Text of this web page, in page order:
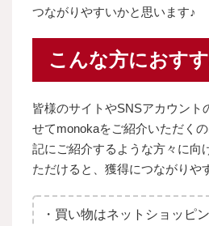
つながりやすいかと思います♪
こんな方におす
皆様のサイトやSNSアカウント
せてmonokaをご紹介いただく
記にご紹介するような方々に向
ただけると、獲得につながりや
・買い物はネットショッピ